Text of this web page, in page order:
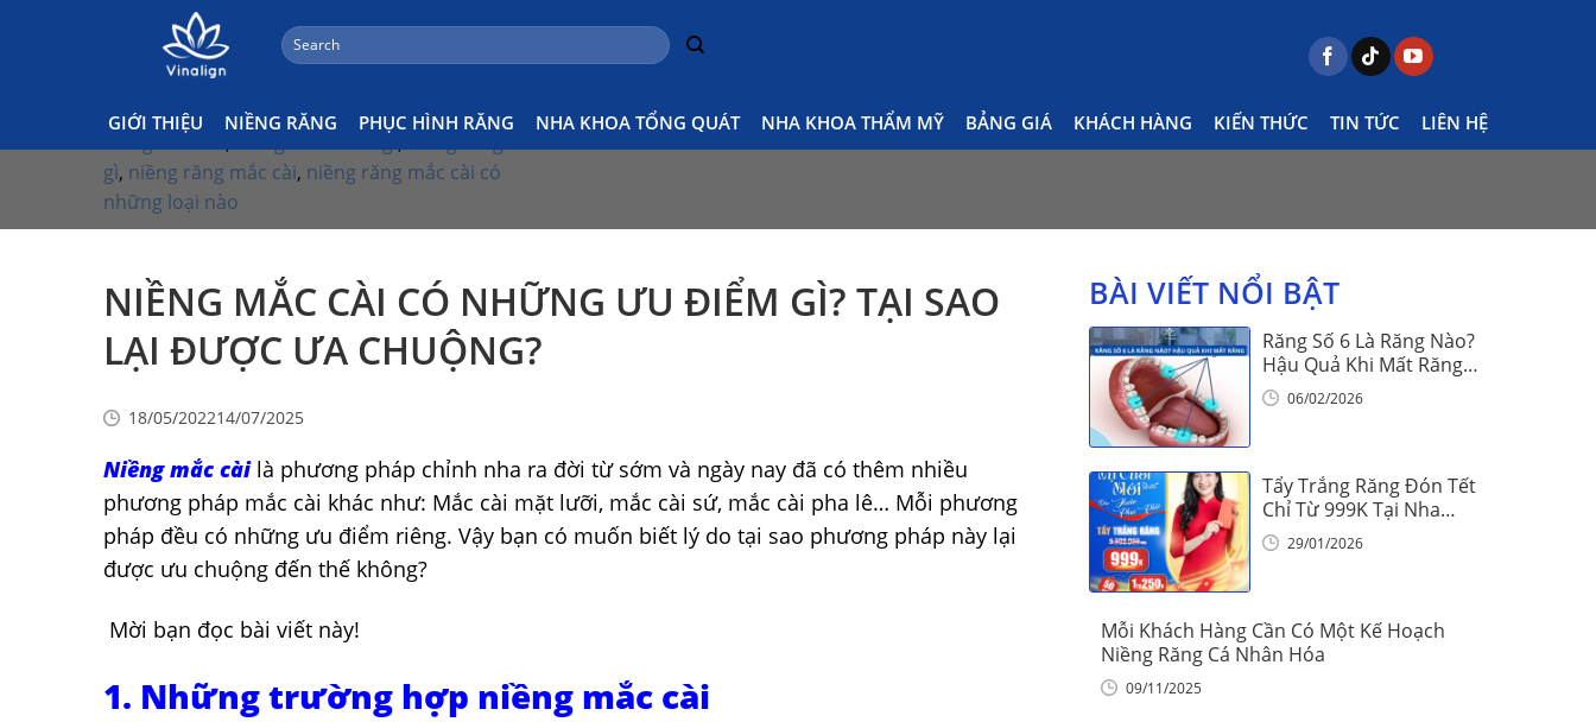
Search
for:
GIỚI THIỆU NIỀNG RĂNG PHỤC HÌNH RĂNG NHA KHOA TỔNG QUÁT NHA KHOA THẨM MỸ BẢNG GIÁ KHÁCH HÀNG KIẾN THỨC TIN TỨC LIÊN HỆ
Kiến Thức Niềng Răng
Tags:chỉnh nha,nha khoa nha khoa vinalign,
gì, niềng răng mắc cài, niềng răng mắc cài có
những loại nào
Home Kiến thức Niềng răng Niềng mắc cài có những ưu điểm gì? Tại sao lại được ưa chuộng?
NIỀNG MẮC CÀI CÓ NHỮNG ƯU ĐIỂM GÌ? TẠI SAO
LẠI ĐƯỢC ƯA CHUỘNG?
18/05/202214/07/2025
Niềng mắc càilà phương pháp chỉnh nha ra đời từ sớm và ngày nay đã có thêm nhiều
phương pháp mắc cài khác như: Mắc cài mặt lưỡi, mắc cài sứ, mắc cài pha lê… Mỗi phương
pháp đều có những ưu điểm riêng. Vậy bạn có muốn biết lý do tại sao phương pháp này lại
được ưu chuộng đến thế không?
Mời bạn đọc bài viết này!
1. Những trường hợp niềng mắc cài
BÀI VIẾT NỔI BẬT
Răng Số 6 Là Răng Nào?
Hậu Quả Khi Mất Răng
Số 606/02/2026
Tẩy Trắng Răng Đón Tết
Chỉ Từ 999K Tại Nha
Khoa Vinalign
29/01/2026
Mỗi Khách Hàng Cần Có Một Kế Hoạch
Niềng Răng Cá Nhân Hóa
09/11/2025